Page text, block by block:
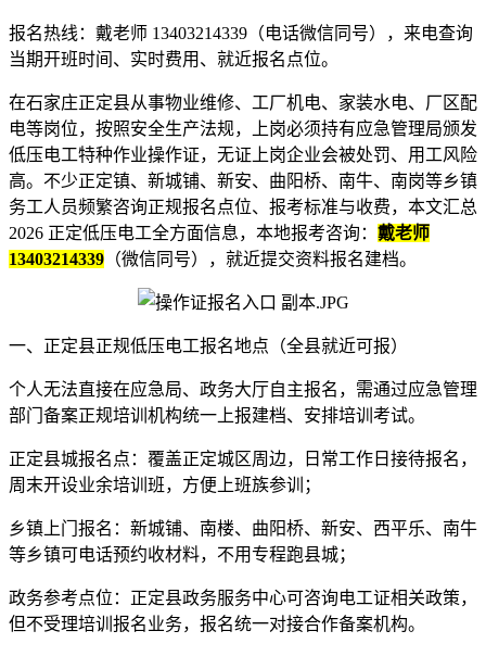
报名热线：戴老师 13403214339（电话微信同号），来电查询
当期开班时间、实时费用、就近报名点位。
在石家庄正定县从事物业维修、工厂机电、家装水电、厂区配
电等岗位，按照安全生产法规，上岗必须持有应急管理局颁发
低压电工特种作业操作证，无证上岗企业会被处罚、用工风险
高。不少正定镇、新城铺、新安、曲阳桥、南牛、南岗等乡镇
务工人员频繁咨询正规报名点位、报考标准与收费，本文汇总
2026 正定低压电工全方面信息，本地报考咨询： 戴老师
13403214339 （微信同号），就近提交资料报名建档。
一、正定县正规低压电工报名地点（全县就近可报）
个人无法直接在应急局、政务大厅自主报名，需通过应急管理
部门备案正规培训机构统一上报建档、安排培训考试。
正定县城报名点：覆盖正定城区周边，日常工作日接待报名，
周末开设业余培训班，方便上班族参训；
乡镇上门报名：新城铺、南楼、曲阳桥、新安、西平乐、南牛
等乡镇可电话预约收材料，不用专程跑县城；
政务参考点位：正定县政务服务中心可咨询电工证相关政策，
但不受理培训报名业务，报名统一对接合作备案机构。